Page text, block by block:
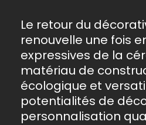
Le retour du
renouvelle une fois
expressives de la
matériau de
écologique et
potentialités de
personnalisation